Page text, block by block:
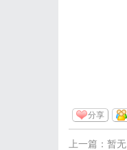
分享
上一篇：暂无